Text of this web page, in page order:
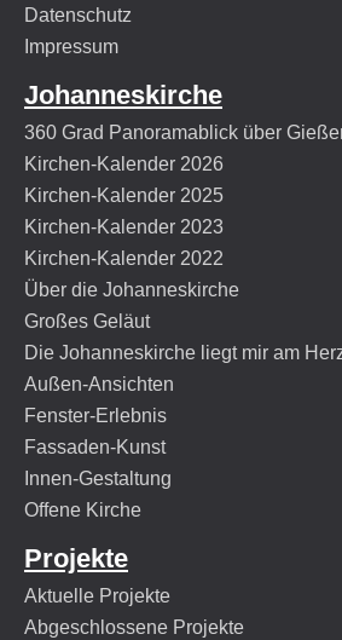
Datenschutz
Impressum
Johanneskirche
360 Grad Panoramablick über
Kirchen-Kalender 2026
Kirchen-Kalender 2025
Kirchen-Kalender 2023
Kirchen-Kalender 2022
Über die Johanneskirche
Großes Geläut
Die Johanneskirche liegt mir am
Außen-Ansichten
Fenster-Erlebnis
Fassaden-Kunst
Innen-Gestaltung
Offene Kirche
Projekte
Aktuelle Projekte
Abgeschlossene Projekte